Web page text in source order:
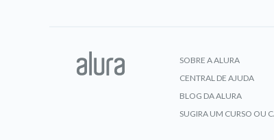
SOBRE A ALURA
CENTRAL DE AJUDA
BLOG DA ALURA
SUGIRA UM CURSO OU